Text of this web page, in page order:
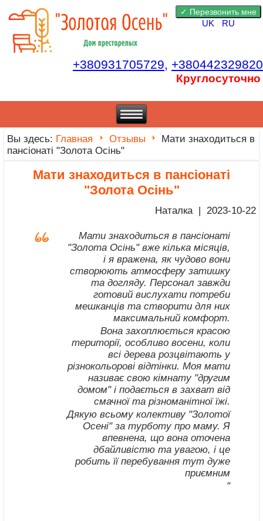
UK RU
+380931705729, +380442329820
Круглосуточно
Вы здесь: Главная Отзывы
Мати знаходиться в
пансіонаті "Золота Осінь"
Мати знаходиться в пансіонаті
"Золота Осінь"
Наталка | 2023-10-22
Мати знаходиться в пансіонаті
"Золота Осінь" вже кілька місяців,
і я вражена, як чудово вони
створюють атмосферу затишку
та догляду. Персонал завжди
готовий вислухати потреби
мешканців та створити для них
максимальний комфорт.
Вона захоплюється красою
території, особливо восени, коли
всі дерева розцвітають у
різнокольорові відтінки. Моя мати
називає свою кімнату "другим
домом" і подається в захват від
смачної та різноманітної їжі.
Дякую всьому колективу "Золотої
Осені" за турботу про маму. Я
впевнена, що вона оточена
дбайливістю та увагою, і це
робить її перебування тут дуже
приємним
"